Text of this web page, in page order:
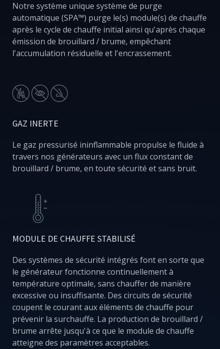
Notre système unique système de purge
automatique (SPA™) purge le(s) module(s) de chauffe
après le cycle de chauffe initial ainsi qu'après chaque
émission de brouillard / brume, empêchant
l'accumulation résiduelle et l'encrassement.
GAZ INERTE
Le gaz pressurisé ininflammable propulse le fluide à
travers nos générateurs avec un flux constant de
brouillard / brume, en toute sécurité et sans bruit.
MODULE DE CHAUFFE STABILISÉ
Des systèmes de sécurité intégrés font en sorte que
le générateur fonctionne continuellement à
température optimale, sans chauffer de manière
excessive ou insuffisante. Des circuits de sécurité
coupent le courant aux éléments de chauffe pour
prévenir la surchauffe. La production de brouillard /
brume arrête jusqu'à ce que le module de chauffe
atteigne des paramètres acceptables.